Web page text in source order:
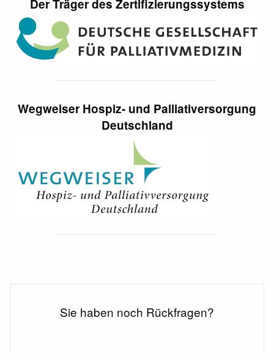
Der Träger des Zertifizierungssystems
Wegweiser Hospiz- und Palliativersorgung
Deutschland
Sie haben noch Rückfragen?